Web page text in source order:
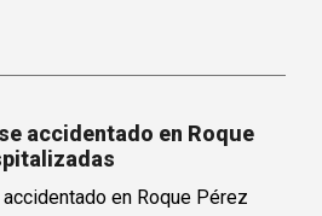
accidentado en Roque